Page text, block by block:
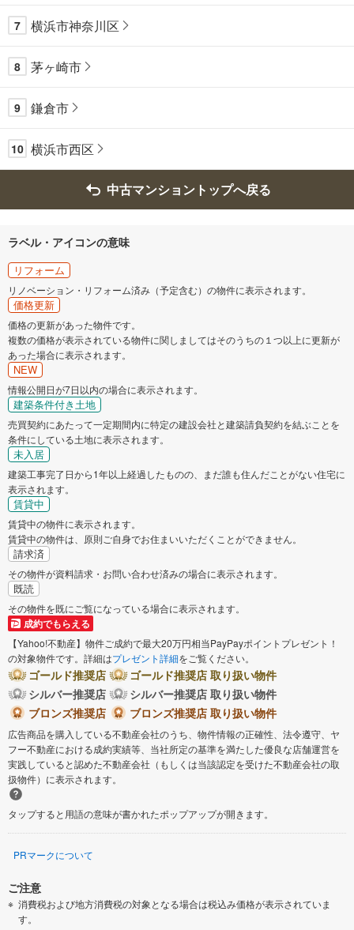
7 横浜市神奈川区
8 茅ヶ崎市
9 鎌倉市
10 横浜市西区
中古マンショントップへ戻る
ラベル・アイコンの意味
リフォーム
リノベーション・リフォーム済み（予定含む）の物件に表示されます。
価格更新
価格の更新があった物件です。
複数の価格が表示されている物件に関しましてはそのうちの１つ以上に更新が
あった場合に表示されます。
NEW
情報公開日が7日以内の場合に表示されます。
建築条件付き土地
売買契約にあたって一定期間内に特定の建設会社と建築請負契約を結ぶことを
条件にしている土地に表示されます。
未入居
建築工事完了日から1年以上経過したものの、まだ誰も住んだことがない住宅に
表示されます。
賃貸中
賃貸中の物件に表示されます。
賃貸中の物件は、原則ご自身でお住まいいただくことができません。
請求済
その物件が資料請求・お問い合わせ済みの場合に表示されます。
既読
その物件を既にご覧になっている場合に表示されます。
成約でもらえる
【Yahoo!不動産】物件ご成約で最大20万円相当PayPayポイントプレゼント！
の対象物件です。詳細はプレゼント詳細をご覧ください。
ゴールド推奨店
ゴールド推奨店 取り扱い物件
シルバー推奨店
シルバー推奨店 取り扱い物件
ブロンズ推奨店
ブロンズ推奨店 取り扱い物件
広告商品を購入している不動産会社のうち、物件情報の正確性、法令遵守、ヤ
フー不動産における成約実績等、当社所定の基準を満たした優良な店舗運営を
実践していると認めた不動産会社（もしくは当該認定を受けた不動産会社の取
扱物件）に表示されます。
タップすると用語の意味が書かれたポップアップが開きます。
PRマークについて
ご注意
消費税および地方消費税の対象となる場合は税込み価格が表示されていま
す。